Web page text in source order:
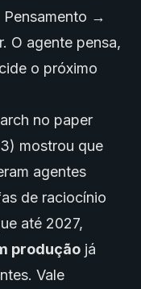
Pensamento →
O agente pensa,
o próximo
no paper
mostrou que
agentes
de raciocínio
até 2027,
produção já
Vale